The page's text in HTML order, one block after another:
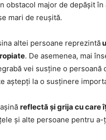
obstacol major de depășit
mari de reușită.
altei persoane reprezintă
. De asemenea, mai
vei susține o
aștepți la o susținere
reflectă și grija cu care
și alte persoane pentru